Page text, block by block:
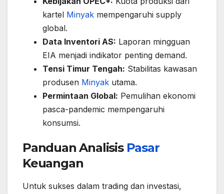
kartel Minyak mempengaruhi supply
global.
Data Inventori AS: Laporan mingguan
EIA menjadi indikator penting demand.
Tensi Timur Tengah: Stabilitas kawasan
produsen Minyak utama.
Permintaan Global: Pemulihan ekonomi
pasca-pandemic mempengaruhi
konsumsi.
Panduan Analisis Pasar
Keuangan
Untuk sukses dalam trading dan investasi,